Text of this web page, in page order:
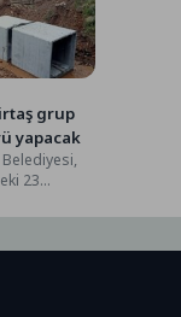
grup
yapacak
23
grup yolu